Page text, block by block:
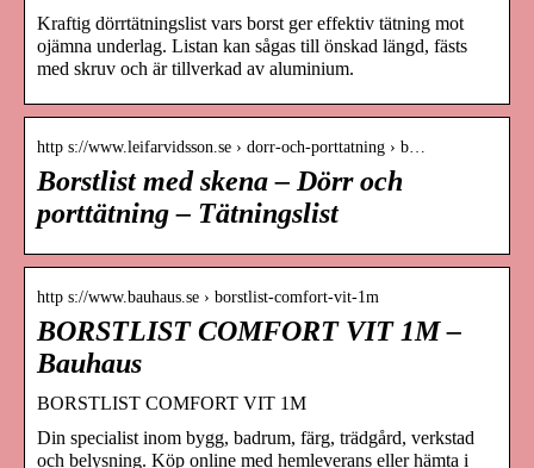
Kraftig dörrtätningslist vars borst ger effektiv tätning mot
ojämna underlag. Listan kan sågas till önskad längd, fästs
med skruv och är tillverkad av aluminium.
http s://www.leifarvidsson.se › dorr-och-porttatning › b…
Borstlist med skena – Dörr och
porttätning – Tätningslist
http s://www.bauhaus.se › borstlist-comfort-vit-1m
BORSTLIST COMFORT VIT 1M –
Bauhaus
BORSTLIST COMFORT VIT 1M
Din specialist inom bygg, badrum, färg, trädgård, verkstad
och belysning. Köp online med hemleverans eller hämta i